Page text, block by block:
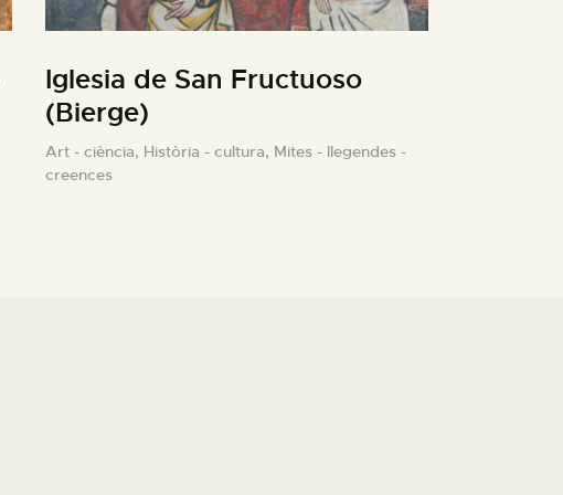
Iglesia de San Fructuoso
(Bierge)
Art - ciència, Història - cultura, Mites - llegendes -
creences